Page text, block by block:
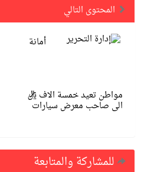
المحتوى التالي
أمانة
مواطن تعيد خمسة الاف ريال
الى صاحب معرض سيارات
للمشاركة والمتابعة